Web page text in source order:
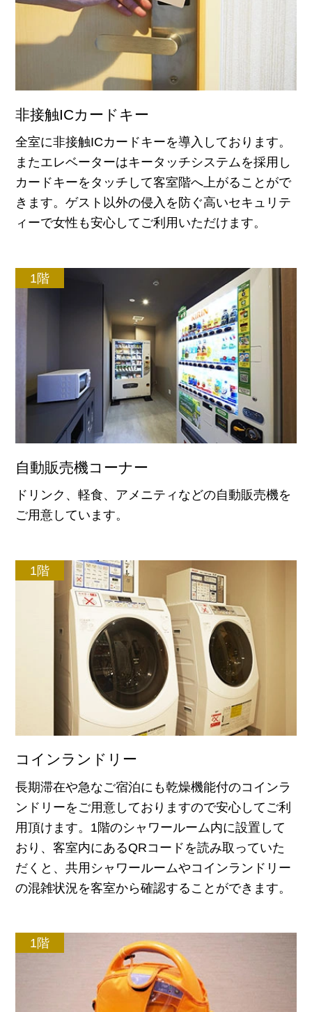
非接触ICカードキー
全室に非接触ICカードキーを導入しております。
またエレベーターはキータッチシステムを採用し
カードキーをタッチして客室階へ上がることがで
きます。ゲスト以外の侵入を防ぐ高いセキュリテ
ィーで女性も安心してご利用いただけます。
1階
自動販売機コーナー
ドリンク、軽食、アメニティなどの自動販売機を
ご用意しています。
1階
コインランドリー
長期滞在や急なご宿泊にも乾燥機能付のコインラ
ンドリーをご用意しておりますので安心してご利
用頂けます。1階のシャワールーム内に設置して
おり、客室内にあるQRコードを読み取っていた
だくと、共用シャワールームやコインランドリー
の混雑状況を客室から確認することができます。
1階